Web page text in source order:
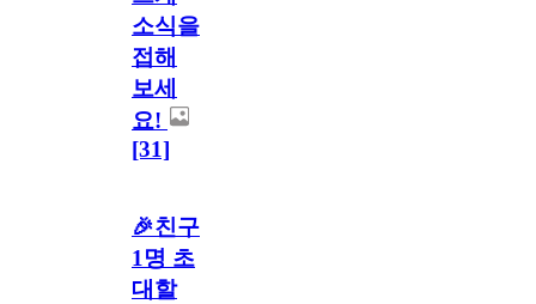
소식을
접해
보세
요!
[31]
🎉친구
1명 초
대할